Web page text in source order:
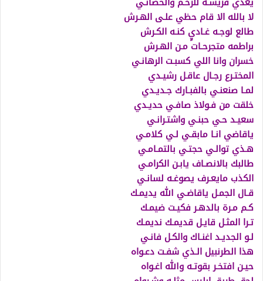
لا بالله الا قام حظي علـى الهـرش
طالع لوجـه غـاديٍ كنـه الكـرش
براطمه متجرحـات مـن الهـرش
خسران وانا اللي كسبـت الرهانـي
المختـرع رجـال عاقـل رشيـدي
لمـا صنعنـي بالفبـارك جـديـدي
خلقت من فـولاذ صافـي حديـدي
سعيـد حـي حبنـي واشتـرانـي
ياقاضي انـا مابقـي لـي كلامـي
هـذي توالـي حجتـي بالتمـامـي
طالبك بالانصـاف يابـن الكرامـي
الكذب مايعـرف يصوغـه لسانـي
قـال الجمـل ياقاضـي الله يديمـك
كـم مـرة بالدهـر فكيـت ضيمـك
تـرا المثـل قايـل قديمـك نديمـك
لـو الجديـد اغنـاك والكـل فانـي
هذا الطرنبيل الـذي شفـت دعـواه
حيـن افتخـر بقوتـه والله اغـواه